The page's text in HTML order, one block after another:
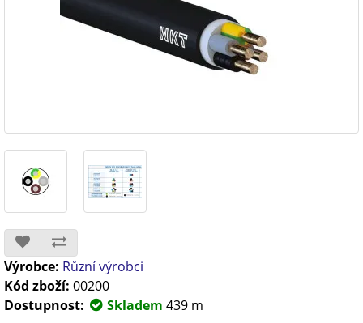
Výrobce: Různí výrobci
Kód zboží: 00200
Dostupnost:
Skladem 439 m